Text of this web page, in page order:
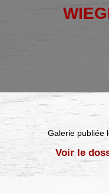
Galerie publiée
Voir le